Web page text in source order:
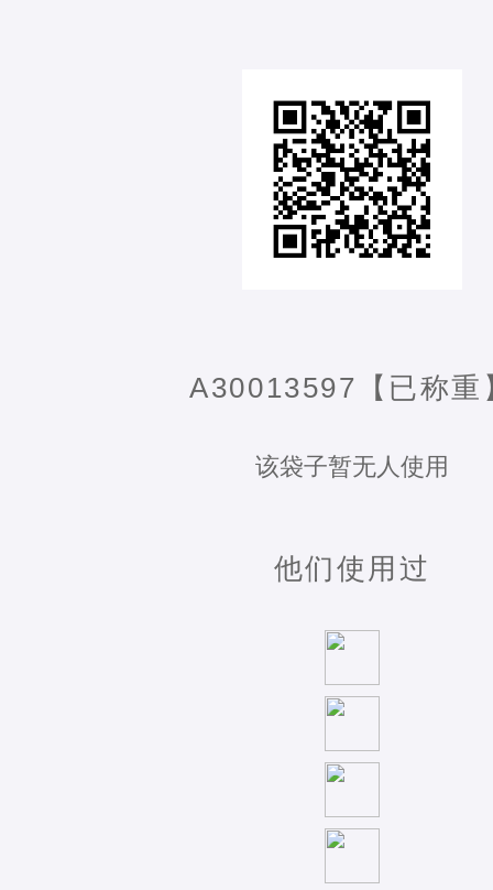
A30013597【已称重
该袋子暂无人使用
他们使用过